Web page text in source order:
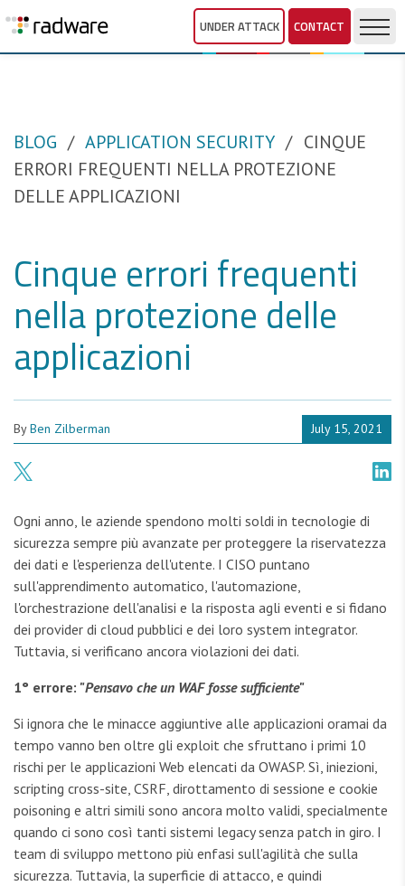
UNDER ATTACK CONTACT
BLOG APPLICATION SECURITY
CINQUE
ERRORI FREQUENTI NELLA PROTEZIONE
DELLE APPLICAZIONI
Cinque errori frequenti
nella protezione delle
applicazioni
ByBen Zilberman July 15, 2021
Ogni anno, le aziende spendono molti soldi in tecnologie di
sicurezza sempre più avanzate per proteggere la riservatezza
dei dati e l'esperienza dell'utente. I CISO puntano
sull'apprendimento automatico, l'automazione,
l'orchestrazione dell'analisi e la risposta agli eventi e si fidano
dei provider di cloud pubblici e dei loro system integrator.
Tuttavia, si verificano ancora violazioni dei dati.
1° errore: "Pensavo che un WAF fosse sufficiente"
Si ignora che le minacce aggiuntive alle applicazioni oramai da
tempo vanno ben oltre gli exploit che sfruttano i primi 10
rischi per le applicazioni Web elencati da OWASP. Sì, iniezioni,
scripting cross-site, CSRF, dirottamento di sessione e cookie
poisoning e altri simili sono ancora molto validi, specialmente
quando ci sono così tanti sistemi legacy senza patch in giro. I
team di sviluppo mettono più enfasi sull'agilità che sulla
sicurezza. Tuttavia, la superficie di attacco, e quindi